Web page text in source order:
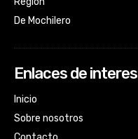
De Mochilero
Enlaces de interes
Inicio
Sobre nosotros